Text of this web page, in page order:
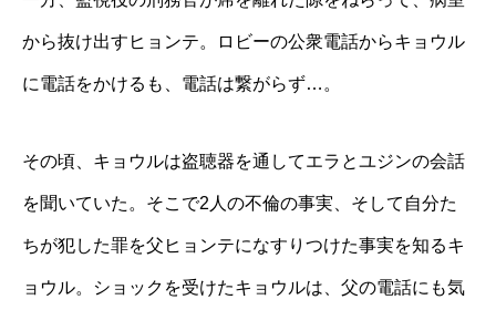
から抜け出すヒョンテ。ロビーの公衆電話からキョウル
に電話をかけるも、電話は繋がらず…。
その頃、キョウルは盗聴器を通してエラとユジンの会話
を聞いていた。そこで2人の不倫の事実、そして自分た
ちが犯した罪を父ヒョンテになすりつけた事実を知るキ
ョウル。ショックを受けたキョウルは、父の電話にも気